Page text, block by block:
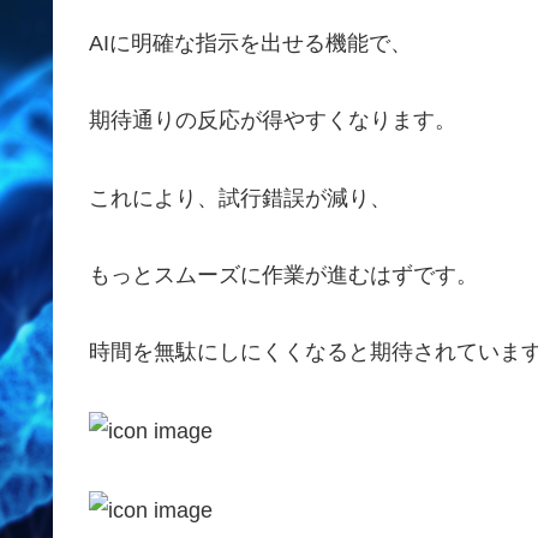
AIに明確な指示を出せる機能で、
期待通りの反応が得やすくなります。
これにより、試行錯誤が減り、
もっとスムーズに作業が進むはずです。
時間を無駄にしにくくなると期待されていま